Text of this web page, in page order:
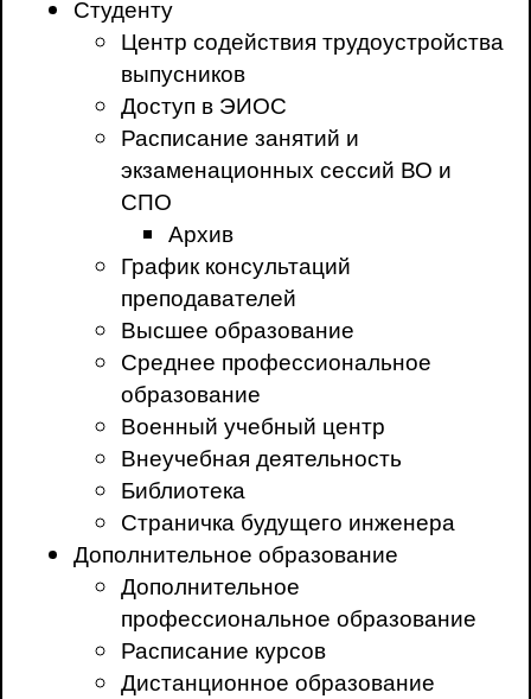
Студенту
Центр содействия трудоустройства
выпусников
Доступ в ЭИОС
Расписание занятий и
экзаменационных сессий ВО и
СПО
Архив
График консультаций
преподавателей
Высшее образование
Среднее профессиональное
образование
Военный учебный центр
Внеучебная деятельность
Библиотека
Страничка будущего инженера
Дополнительное образование
Дополнительное
профессиональное образование
Расписание курсов
Дистанционное образование